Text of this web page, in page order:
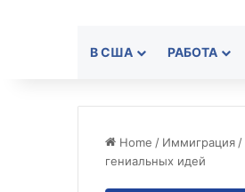
В США РАБОТА
Home / Иммиграция /
гениальных идей